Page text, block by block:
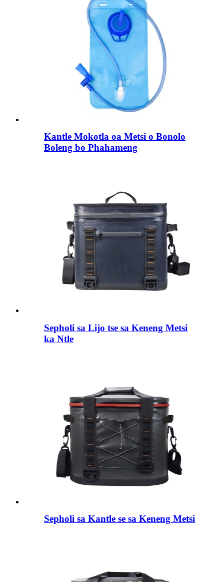
Kantle Mokotla oa Metsi o Bonolo
Boleng bo Phahameng
Sepholi sa Lijo tse sa Keneng Metsi
ka Ntle
Sepholi sa Kantle se sa Keneng Metsi